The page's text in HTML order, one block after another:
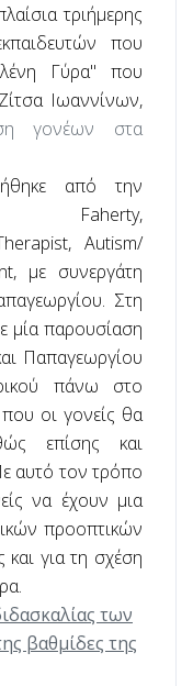
τριήμερης
που
Γύρα" που
Ιωαννίνων,
γονέων στα
από την
Faherty,
, Autism/
, με συνεργάτη
Στη
μία παρουσίαση
Παπαγεωργίου
πάνω στο
οι γονείς θα
επίσης και
αυτό τον τρόπο
να έχουν μια
προοπτικών
για τη σχέση
των
βαθμίδες της